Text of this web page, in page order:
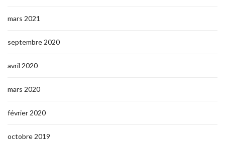
mars 2021
septembre 2020
avril 2020
mars 2020
février 2020
octobre 2019